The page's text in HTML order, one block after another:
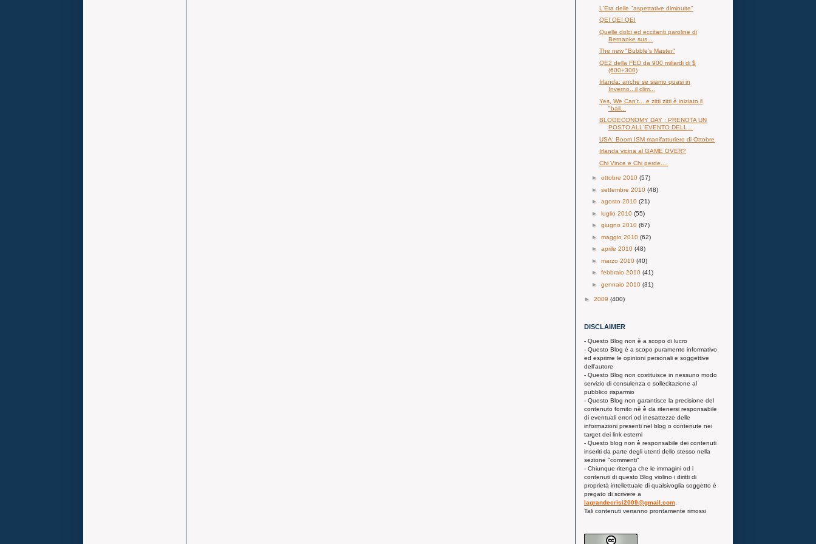
L'Era delle "aspettative diminuite"
QE! QE! QE!
Quelle dolci ed eccitanti paroline di
Bernanke sus...
The new "Bubble's Master"
QE2 della FED da 900 miliardi di $
(600+300)
Irlanda: anche se siamo quasi in
Inverno...il clim...
Yes, We Can't....e zitti zitti è iniziato il
"bail...
BLOGECONOMY DAY : PRENOTA UN
POSTO ALL'EVENTO DELL...
USA: Boom ISM manifatturiero di Ottobre
Irlanda vicina al GAME OVER?
Chi Vince e Chi perde....
► ottobre 2010 (57)
► settembre 2010 (48)
► agosto 2010 (21)
► luglio 2010 (55)
► giugno 2010 (67)
► maggio 2010 (62)
► aprile 2010 (48)
► marzo 2010 (40)
► febbraio 2010 (41)
► gennaio 2010 (31)
► 2009 (400)
DISCLAIMER
- Questo Blog non è a scopo di lucro
- Questo Blog è a scopo puramente informativo
ed esprime le opinioni personali e soggettive
dell'autore
- Questo Blog non costituisce in nessuno modo
servizio di consulenza o sollecitazione al
pubblico risparmio
- Questo Blog non garantisce la precisione del
contenuto fornito nè è da ritenersi responsabile
di eventuali errori od inesattezze delle
informazioni presenti nel blog o contenute nei
target dei link esterni
- Questo blog non è responsabile dei contenuti
inseriti da parte degli utenti dello stesso nella
sezione "commenti"
- Chiunque ritenga che le immagini od i
contenuti di questo Blog violino i diritti di
proprietà intellettuale di qualsivoglia soggetto è
pregato di scrivere a
lagrandecrisi2009@gmail.com
Tali contenuti verranno prontamente rimossi